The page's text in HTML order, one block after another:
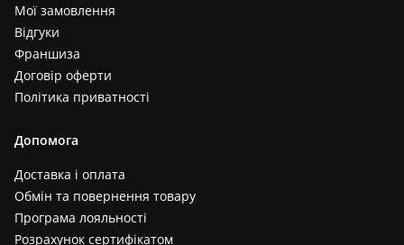
Мої замовлення
Відгуки
Франшиза
Договір оферти
Політика приватності
Допомога
Доставка і оплата
Обмін та повернення товару
Програма лояльності
Розрахунок сертифікатом